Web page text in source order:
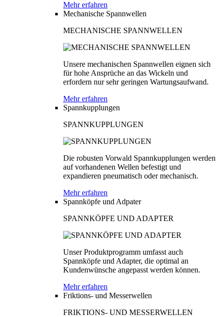
Mehr erfahren
Mechanische Spannwellen
MECHANISCHE SPANNWELLEN
Unsere mechanischen Spannwellen eignen sich
für hohe Ansprüche an das Wickeln und
erfordern nur sehr geringen Wartungsaufwand.
Mehr erfahren
Spannkupplungen
SPANNKUPPLUNGEN
Die robusten Vorwald Spannkupplungen werden
auf vorhandenen Wellen befestigt und
expandieren pneumatisch oder mechanisch.
Mehr erfahren
Spannköpfe und Adpater
SPANNKÖPFE UND ADAPTER
Unser Produktprogramm umfasst auch
Spannköpfe und Adapter, die optimal an
Kundenwünsche angepasst werden können.
Mehr erfahren
Friktions- und Messerwellen
FRIKTIONS- UND MESSERWELLEN